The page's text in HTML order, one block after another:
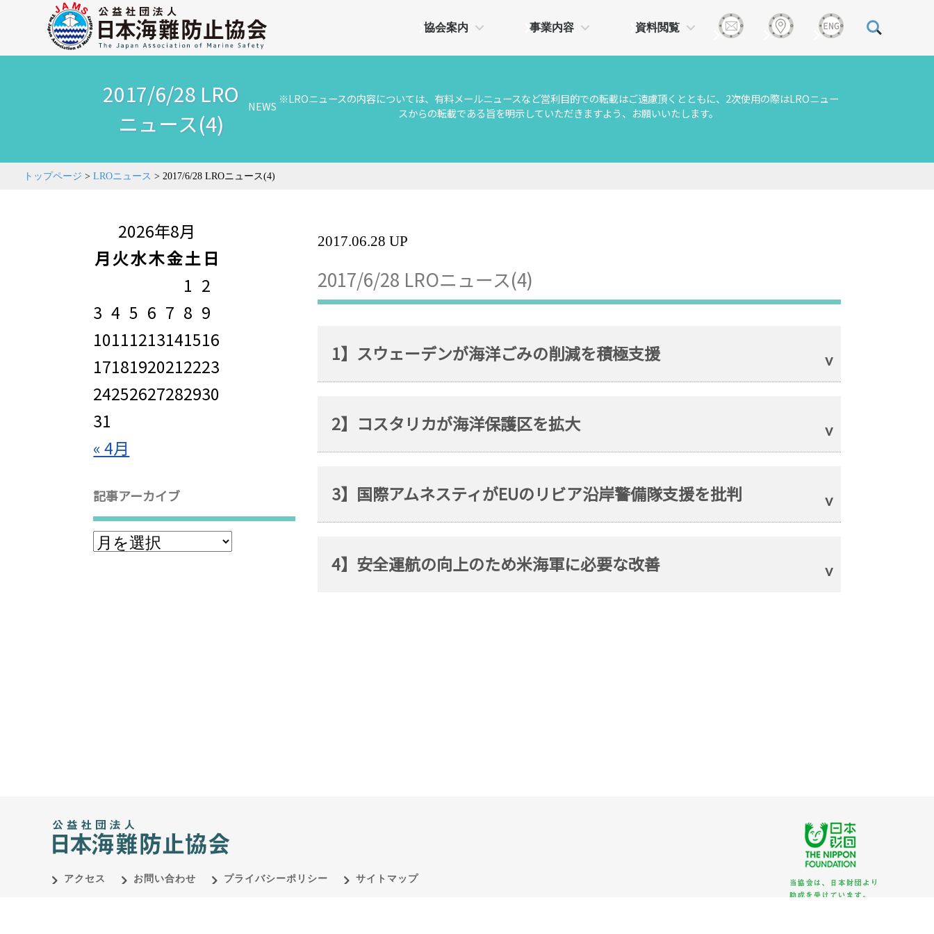
協会案内 事業内容 資料閲覧
2017/6/28 LRO
ニュース(4)
NEWS ※LROニュースの内容については、有料メールニュースなど営利目的での転載はご遠慮頂くとともに、2次使用の際はLROニュー
スからの転載である旨を明示していただきますよう、お願いいたします。
トップページ > LROニュース > 2017/6/28 LROニュース(4)
2026年8月
月火水木金土 日
1 2
3 4 5 6 7 8 9
10111213141516
17181920212223
24252627282930
31
« 4月
記事アーカイブ
2017.06.28 UP
2017/6/28 LROニュース(4)
1】スウェーデンが海洋ごみの削減を積極支援
2】コスタリカが海洋保護区を拡大
3】国際アムネスティがEUのリビア沿岸警備隊支援を批判
4】安全運航の向上のため米海軍に必要な改善
アクセス お問い合わせ プライバシーポリシー サイトマップ